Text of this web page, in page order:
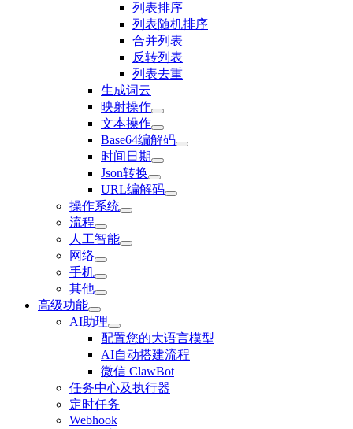
列表排序
列表随机排序
合并列表
反转列表
列表去重
生成词云
映射操作
文本操作
Base64编解码
时间日期
Json转换
URL编解码
操作系统
流程
人工智能
网络
手机
其他
高级功能
AI助理
配置您的大语言模型
AI自动搭建流程
微信 ClawBot
任务中心及执行器
定时任务
Webhook